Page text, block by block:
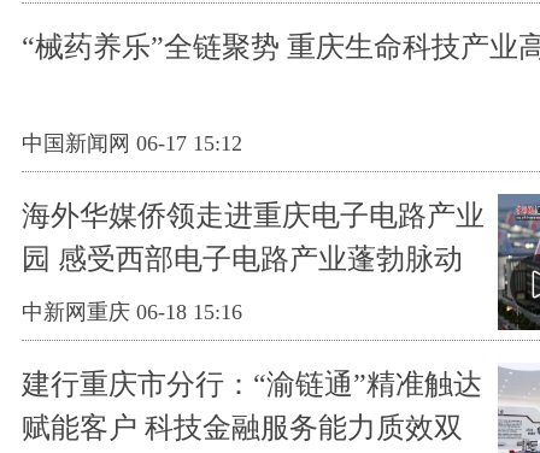
“械药养乐”全链聚势 重庆生命科技产业
中国新闻网 06-17 15:12
海外华媒侨领走进重庆电子电路产业
园 感受西部电子电路产业蓬勃脉动
中新网重庆 06-18 15:16
建行重庆市分行：“渝链通”精准触达
赋能客户 科技金融服务能力质效双